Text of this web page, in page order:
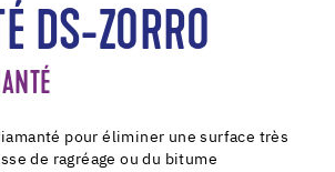
DS-ZORRO
pour éliminer une surface très
de ragréage ou du bitume